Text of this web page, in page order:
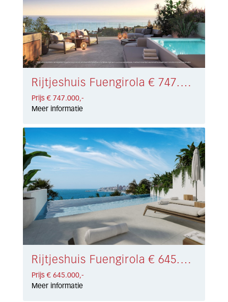
Rijtjeshuis Fuengirola € 747.000,-
Prijs € 747.000,-
Meer informatie
Rijtjeshuis Fuengirola € 645.000,-
Prijs € 645.000,-
Meer informatie